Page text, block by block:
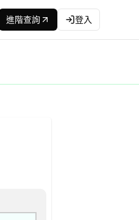
進階查詢 登入
公共工程委員會） | 更新時